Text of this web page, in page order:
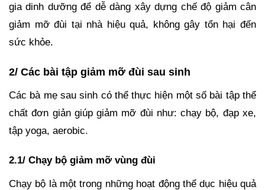
gia dinh dưỡng để dễ dàng xây dựng chế độ giảm cân
giảm mỡ đùi tại nhà hiệu quả, không gây tổn hại đến
sức khỏe.
2/ Các bài tập giảm mỡ đùi sau sinh
Các bà mẹ sau sinh có thể thực hiện một số bài tập thể
chất đơn giản giúp giảm mỡ đùi như: chạy bộ, đạp xe,
tập yoga, aerobic.
2.1/ Chạy bộ giảm mỡ vùng đùi
Chạy bộ là một trong những hoạt động thể dục hiệu quả